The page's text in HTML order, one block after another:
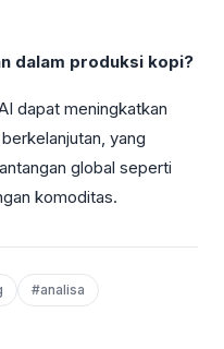
dalam produksi kopi?
dapat meningkatkan
yang
global seperti
komoditas.
#analisa